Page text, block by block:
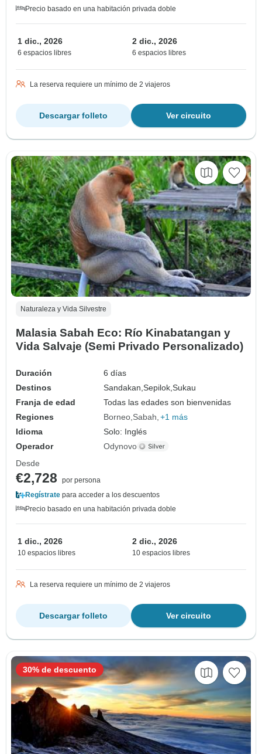
Precio basado en una habitación privada doble
1 dic., 2026
6 espacios libres
2 dic., 2026
6 espacios libres
La reserva requiere un mínimo de 2 viajeros
Ver circuito
Descargar folleto
Naturaleza y Vida Silvestre
Malasia Sabah Eco: Río Kinabatangan y
Vida Salvaje (Semi Privado Personalizado)
Duración
6 días
Destinos
Sandakan,Sepilok,Sukau
Franja de edad
Todas las edades son bienvenidas
Regiones
Borneo Sabah +1 más
Idioma
Solo: Inglés
Operador
Odynovo
Desde
€2,728
por persona
Regístrate para acceder a los descuentos
Precio basado en una habitación privada doble
1 dic., 2026
10 espacios libres
2 dic., 2026
10 espacios libres
La reserva requiere un mínimo de 2 viajeros
Ver circuito
Descargar folleto
30% de descuento